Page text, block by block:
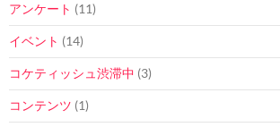
アンケート (11)
イベント (14)
コケティッシュ渋滞中 (3)
コンテンツ (1)